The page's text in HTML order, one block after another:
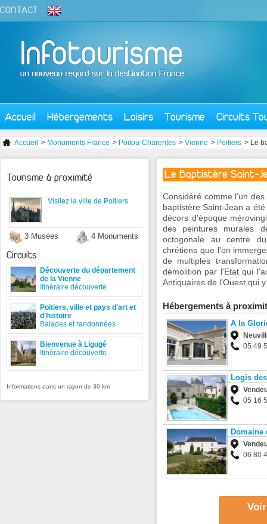
CONTACT -
Accueil Hébergements Loisirs Tourisme Circuits
Accueil > Monuments France > Poitou-Charentes > Vienne > Poitiers > Le
Le Baptistère Saint-
Considéré comme l'un
baptistère Saint-Jean a
décors d'époque
des peintures murales
octogonale au centre
chrétiens que l'on
de multiples
démolition par l'Etat qui
Antiquaires de l'Ouest qui
Hébergements à
A la
05 49
Logis
05 16
Domaine
06 80
Tourisme à proximité
Visitez la ville de Poitiers
3 Musées 4 Monuments
Circuits
Découverte du département
de la Vienne
Itinéraire découverte
Poitiers, ville et pays d'art et
d'histoire
Balades et randonnées
Bienvenue à Ligugé
Itinéraire découverte
Informations dans un rayon de 30 km